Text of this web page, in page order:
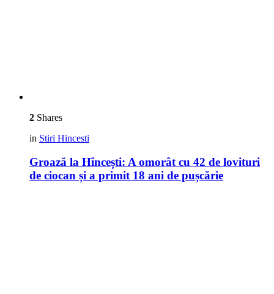
2 Shares
in Stiri Hincesti
Groază la Hîncești: A omorât cu 42 de lovituri
de ciocan și a primit 18 ani de pușcărie